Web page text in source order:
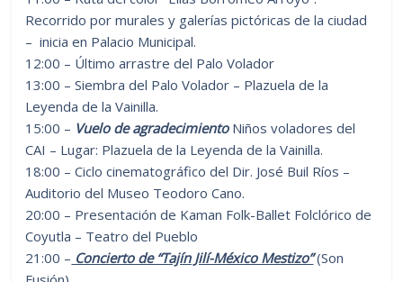
Recorrido por murales y galerías pictóricas de la ciudad
– inicia en Palacio Municipal.
12:00 – Último arrastre del Palo Volador
13:00 – Siembra del Palo Volador – Plazuela de la
Leyenda de la Vainilla.
15:00 – Vuelo de agradecimientoNiños voladores del
CAI – Lugar: Plazuela de la Leyenda de la Vainilla.
18:00 – Ciclo cinematográfico del Dir. José Buil Ríos –
Auditorio del Museo Teodoro Cano.
20:00 – Presentación de Kaman Folk-Ballet Folclórico de
Coyutla – Teatro del Pueblo
21:00 – Concierto de “Tajín Jilí-México Mestizo”(Son